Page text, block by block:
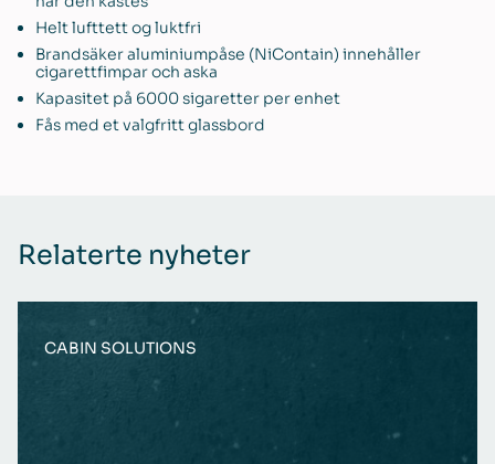
Helt lufttett og luktfri
Brandsäker aluminiumpåse (NiContain) innehåller
cigarettfimpar och aska
Kapasitet på 6000 sigaretter per enhet
Fås med et valgfritt glassbord
Relaterte nyheter
CABIN SOLUTIONS